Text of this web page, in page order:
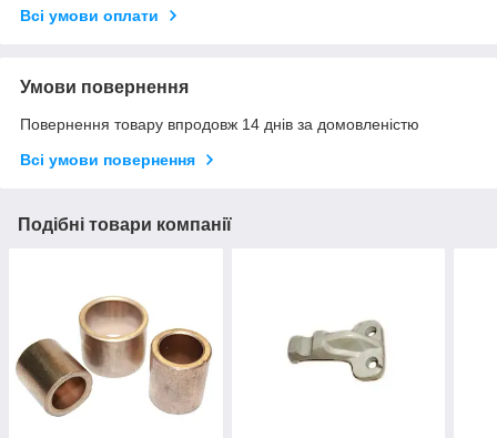
Всі умови оплати
Умови повернення
Повернення товару впродовж 14 днів за домовленістю
Всі умови повернення
Подібні товари компанії